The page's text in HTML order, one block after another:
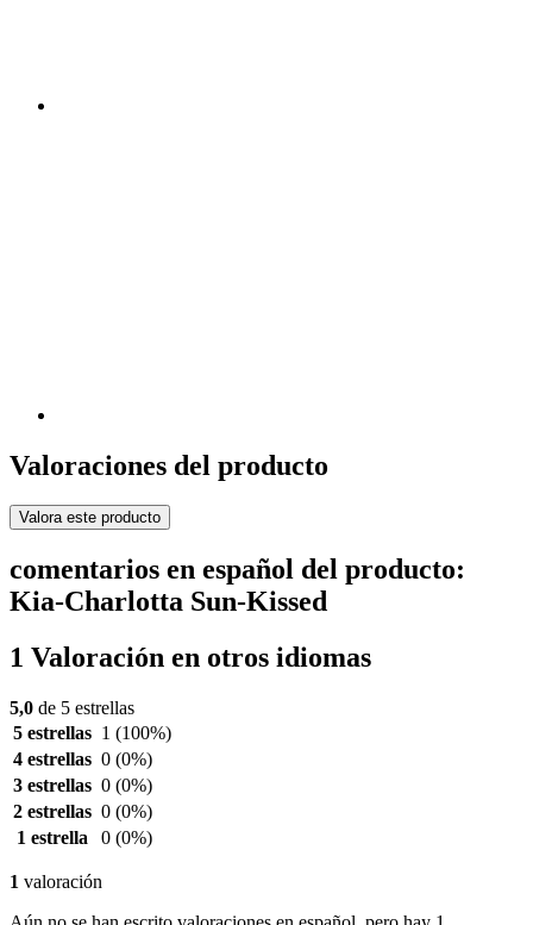
Valoraciones del producto
Valora este producto
comentarios en español del producto:
Kia-Charlotta Sun-Kissed
1 Valoración en otros idiomas
5,0 de 5 estrellas
5 estrellas 1 (100%)
4 estrellas 0 (0%)
3 estrellas 0 (0%)
2 estrellas 0 (0%)
1 estrella
0 (0%)
1 valoración